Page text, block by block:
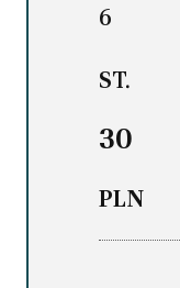
6
ST.
30
PLN